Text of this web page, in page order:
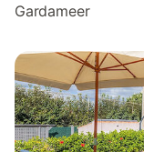
Gardameer